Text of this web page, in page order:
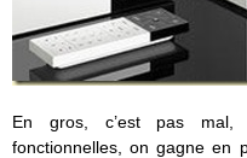
En gros, c’est pas mal,
fonctionnelles, on gagne en